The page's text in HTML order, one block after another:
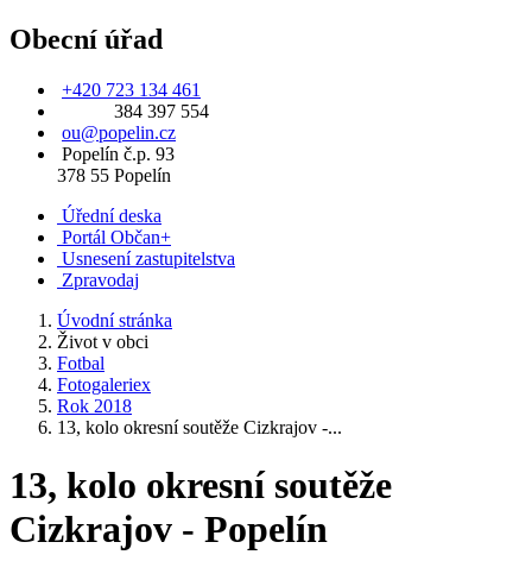
Obecní úřad
+420 723 134 461
384 397 554
ou@popelin.cz
Popelín č.p. 93
378 55 Popelín
Úřední deska
Portál Občan+
Usnesení zastupitelstva
Zpravodaj
Úvodní stránka
Život v obci
Fotbal
Fotogaleriex
Rok 2018
13, kolo okresní soutěže Cizkrajov -...
13, kolo okresní soutěže
Cizkrajov - Popelín